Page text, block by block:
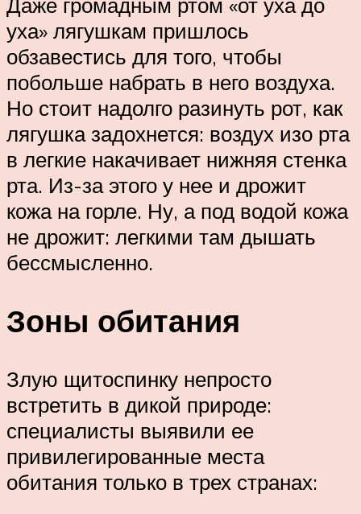
уха» лягушкам пришлось
обзавестись для того, чтобы
побольше набрать в него воздуха.
Но стоит надолго разинуть рот, как
лягушка задохнется: воздух изо рта
в легкие накачивает нижняя стенка
рта. Из-за этого у нее и дрожит
кожа на горле. Ну, а под водой кожа
не дрожит: легкими там дышать
бессмысленно.
Зоны обитания
Злую щитоспинку непросто
встретить в дикой природе:
специалисты выявили ее
привилегированные места
обитания только в трех странах: